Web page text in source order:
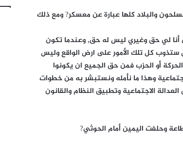
والبلاد كلها عبارة عن معسكر? ومع ذلك
لي حق وغيري ليس له حق, وعندما تكون
كل تلك الأمور على ارض الواقع وليس
أو الحزب فمن حق الجميع ان يكونوا
وهذا ما نأمله ونستبشر به من خطوات
الاجتماعية وتطبيق النظام والقانون
وحلفت اليمين أمام الحوثي?